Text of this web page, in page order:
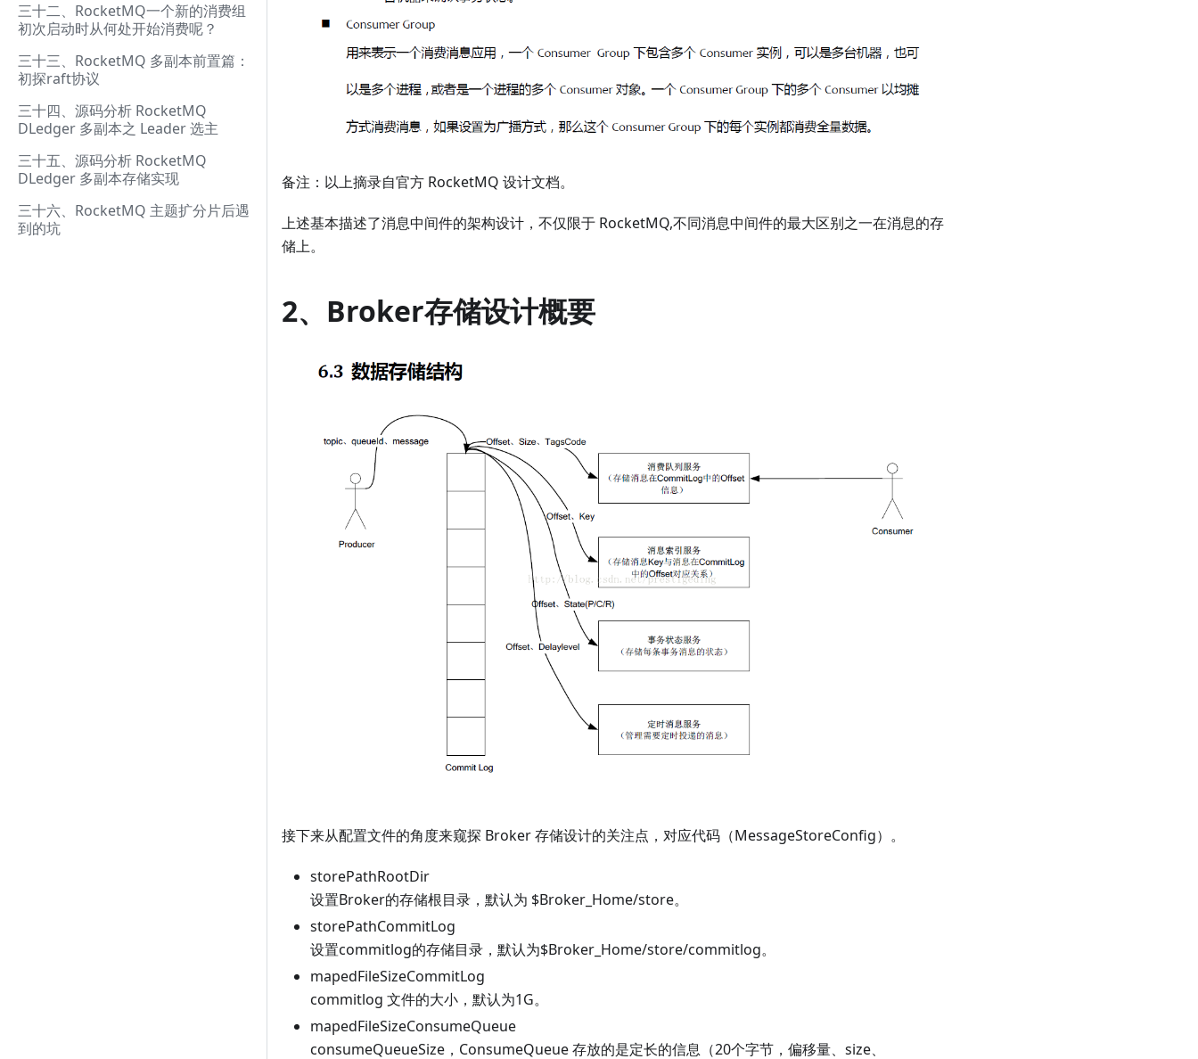
三十二、RocketMQ一个新的消费组
初次启动时从何处开始消费呢？
三十三、RocketMQ 多副本前置篇：
初探raft协议
三十四、源码分析 RocketMQ
DLedger 多副本之 Leader 选主
三十五、源码分析 RocketMQ
DLedger 多副本存储实现
三十六、RocketMQ 主题扩分片后遇
到的坑
备注：以上摘录自官方 RocketMQ 设计文档。
上述基本描述了消息中间件的架构设计，不仅限于 RocketMQ,不同消息中间件的最大区别之一在消息的存
储上。
2、Broker存储设计概要
接下来从配置文件的角度来窥探 Broker 存储设计的关注点，对应代码（MessageStoreConfig）。
storePathRootDir
设置Broker的存储根目录，默认为 $Broker_Home/store。
storePathCommitLog
设置commitlog的存储目录，默认为$Broker_Home/store/commitlog。
mapedFileSizeCommitLog
commitlog 文件的大小，默认为1G。
mapedFileSizeConsumeQueue
consumeQueueSize，ConsumeQueue 存放的是定长的信息（20个字节，偏移量、size、